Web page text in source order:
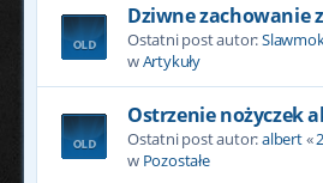
Dziwne zachowanie
Ostatni post autor:
wArtykuły
Ostrzenie nożyczek
Ostatni post autor:albert«
w Pozostałe